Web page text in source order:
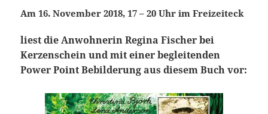
Am 16. November 2018, 17– 20Uhr im Freizeiteck
liest die Anwohnerin Regina Fischer bei
Kerzenschein und mit einer begleitenden
Power Point Bebilderung aus diesem Buch vor: